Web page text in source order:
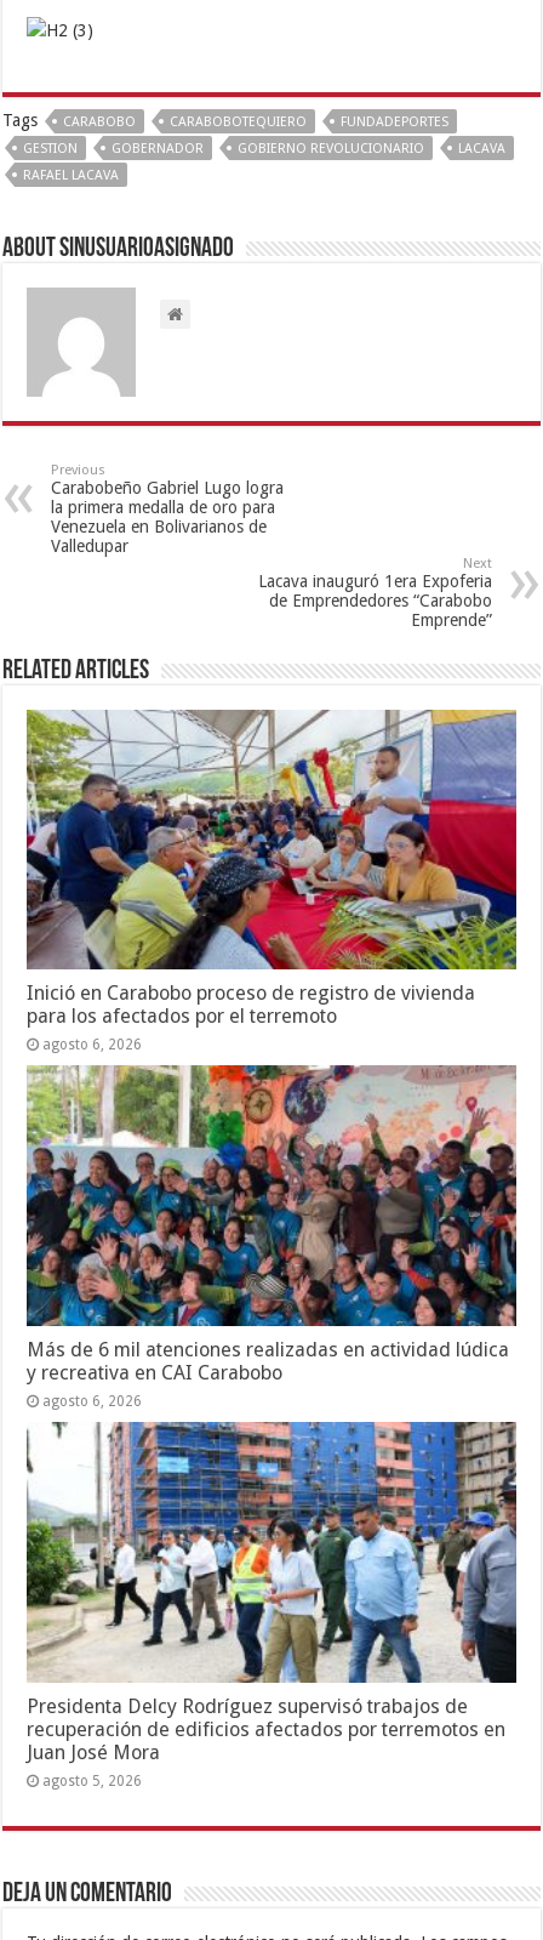
Tags CARABOBO CARABOBOTEQUIERO
FUNDADEPORTES
GESTION
GOBERNADOR GOBIERNO REVOLUCIONARIO
LACAVA
RAFAEL LACAVA
About sinusuarioasignado
Previous
Carabobeño Gabriel Lugo logra
la primera medalla de oro para
Venezuela en Bolivarianos de
Valledupar
Next
Lacava inauguró 1era Expoferia
de Emprendedores “Carabobo
Emprende”
Related Articles
Inició en Carabobo proceso de registro de vivienda
para los afectados por el terremoto
agosto 6, 2026
Más de 6 mil atenciones realizadas en actividad lúdica
y recreativa en CAI Carabobo
agosto 6, 2026
Presidenta Delcy Rodríguez supervisó trabajos de
recuperación de edificios afectados por terremotos en
Juan José Mora
agosto 5, 2026
Deja un comentario